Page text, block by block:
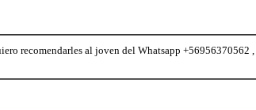
recomendarles al joven del Whatsapp +56956370562